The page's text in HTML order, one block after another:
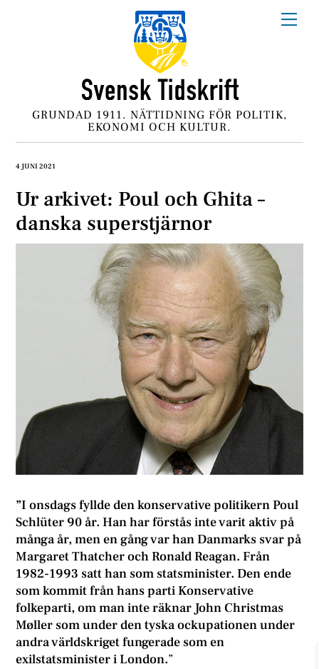
GRUNDAD 1911. NÄTTIDNING FÖR POLITIK,
EKONOMI OCH KULTUR.
4 JUNI 2021
Ur arkivet: Poul och Ghita –
danska superstjärnor
”I onsdags fyllde den konservative politikern Poul
Schlüter 90 år. Han har förstås inte varit aktiv på
många år, men en gång var han Danmarks svar på
Margaret Thatcher och Ronald Reagan. Från
1982-1993 satt han som statsminister. Den ende
som kommit från hans parti Konservative
folkeparti, om man inte räknar John Christmas
Møller som under den tyska ockupationen under
andra världskriget fungerade som en
exilstatsminister i London.”